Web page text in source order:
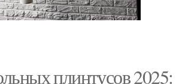
плинтусов 2025: